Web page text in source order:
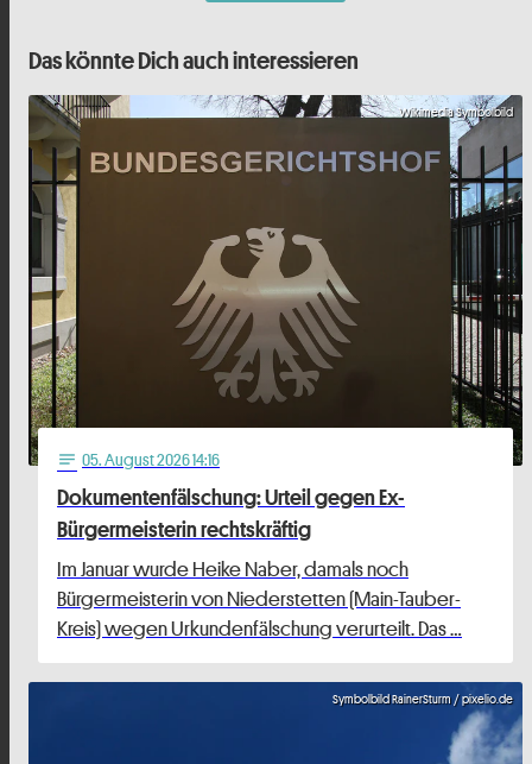
Das könnte Dich auch interessieren
Wikimedia Symbolbild
notes 05. August 2026 14:16
Dokumentenfälschung: Urteil gegen Ex-
Bürgermeisterin rechtskräftig
Im Januar wurde Heike Naber, damals noch
Bürgermeisterin von Niederstetten (Main-Tauber-
Kreis) wegen Urkundenfälschung verurteilt. Das …
Symbolbild RainerSturm / pixelio.de